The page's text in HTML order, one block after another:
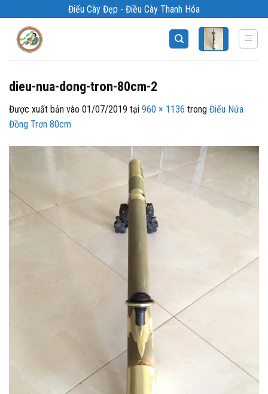
qua
Điếu Cày Đẹp - Điều Cày Thanh Hóa
dieu-nua-dong-tron-80cm-2
Được xuất bản vào 01/07/2019 tại 960 × 1136 trong Điếu Nứa
Đồng Trơn 80cm